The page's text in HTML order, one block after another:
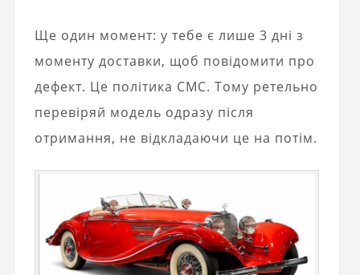
Ще один момент: у тебе є лише 3 дні з
моменту доставки, щоб повідомити про
дефект. Це політика CMC. Тому ретельно
перевіряй модель одразу після
отримання, не відкладаючи це на потім.